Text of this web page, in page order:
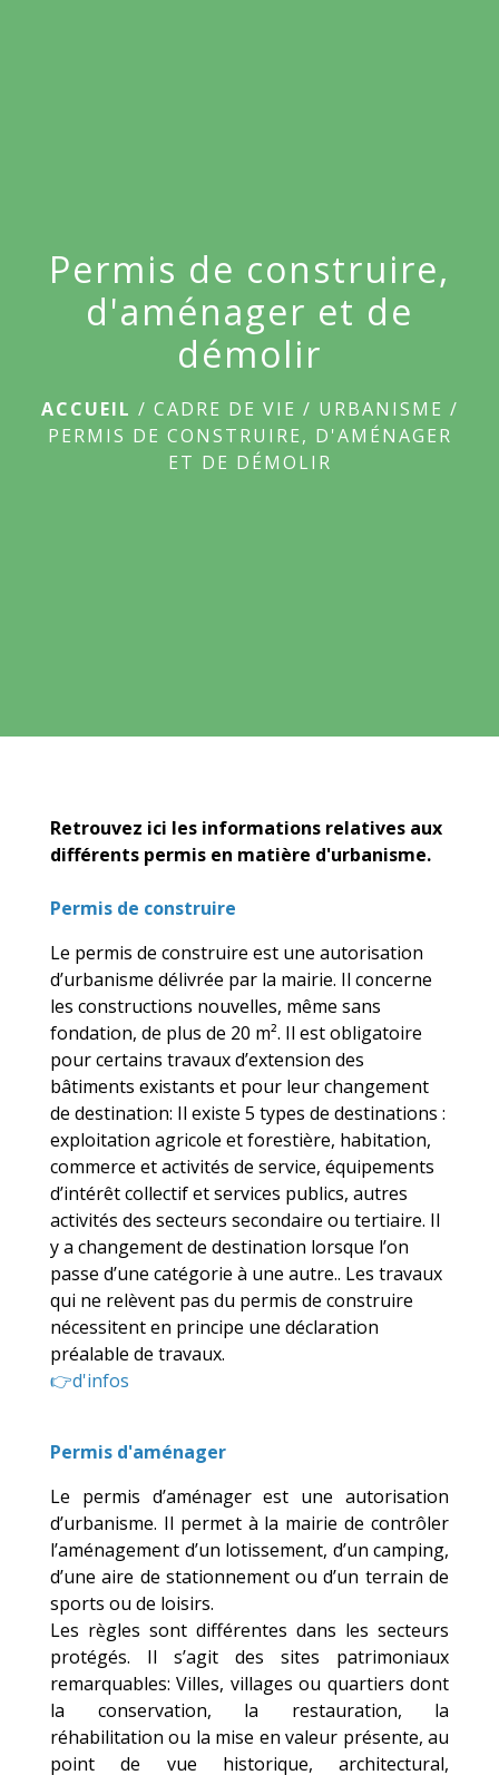
Permis de construire,
d'aménager et de
démolir
ACCUEIL / CADRE DE VIE / URBANISME /
PERMIS DE CONSTRUIRE, D'AMÉNAGER
ET DE DÉMOLIR
Retrouvez ici les informations relatives aux
différents permis en matière d'urbanisme.
Permis de construire
Le permis de construire est une autorisation
d’urbanisme délivrée par la mairie. Il concerne
les constructions nouvelles, même sans
fondation, de plus de 20 m². Il est obligatoire
pour certains travaux d’extension des
bâtiments existants et pour leur changement
de destination: Il existe 5 types de destinations :
exploitation agricole et forestière, habitation,
commerce et activités de service, équipements
d’intérêt collectif et services publics, autres
activités des secteurs secondaire ou tertiaire. Il
y a changement de destination lorsque l’on
passe d’une catégorie à une autre.. Les travaux
qui ne relèvent pas du permis de construire
nécessitent en principe une déclaration
préalable de travaux.
👉d'infos
Permis d'aménager
Le permis d’aménager est une autorisation
d’urbanisme. Il permet à la mairie de contrôler
l’aménagement d’un lotissement, d’un camping,
d’une aire de stationnement ou d’un terrain de
sports ou de loisirs.
Les règles sont différentes dans les secteurs
protégés. Il s’agit des sites patrimoniaux
remarquables: Villes, villages ou quartiers dont
la conservation, la restauration, la
réhabilitation ou la mise en valeur présente, au
point de vue historique, architectural,